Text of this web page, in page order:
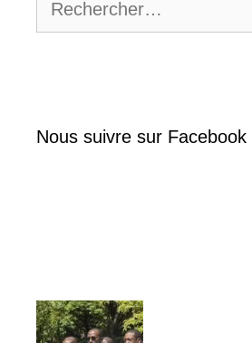
Nous suivre sur Facebook